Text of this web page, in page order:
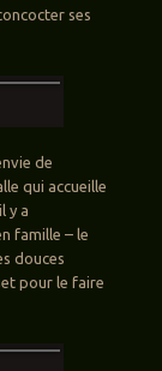
ses
de
qui accueille
y a
famille – le
douces
pour le faire